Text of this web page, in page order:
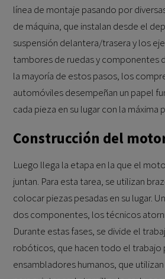
línea de montaje pasando por
de máquina, que instalan desde el
suspensión delantera/trasera y los
tambores de ruedas y componentes
la mayoría de estos pasos, los
automóviles desempeñan un papel
cada pieza en su lugar con la máxima
Construcción del
Luego llega la etapa en la que el
juntan. Para esta tarea, se utilizan
colocar piezas pesadas en su lugar.
dos componentes, los técnicos
Durante estas fases, se divide el
robóticos, que hacen todo el trabajo
ensambladores humanos, que